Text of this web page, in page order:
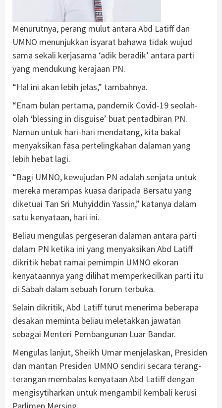
Menurutnya, perang mulut antara Abd Latiff dan
UMNO menunjukkan isyarat bahawa tidak wujud
sama sekali kerjasama ‘adik beradik’ antara parti
yang mendukung kerajaan PN.
“Hal ini akan lebih jelas,” tambahnya.
“Enam bulan pertama, pandemik Covid-19 seolah-
olah ‘blessing in disguise’ buat pentadbiran PN.
Namun untuk hari-hari mendatang, kita bakal
menyaksikan fasa pertelingkahan dalaman yang
lebih hebat lagi.
“Bagi UMNO, kewujudan PN adalah senjata untuk
mereka merampas kuasa daripada Bersatu yang
diketuai Tan Sri Muhyiddin Yassin,” katanya dalam
satu kenyataan, hari ini.
Beliau mengulas pergeseran dalaman antara parti
dalam PN ketika ini yang menyaksikan Abd Latiff
dikritik hebat ramai pemimpin UMNO ekoran
kenyataannya yang dilihat memperkecilkan parti itu
di Sabah dalam sebuah forum terbuka.
Selain dikritik, Abd Latiff turut menerima beberapa
desakan meminta beliau meletakkan jawatan
sebagai Menteri Pembangunan Luar Bandar.
Mengulas lanjut, Sheikh Umar menjelaskan, Presiden
dan mantan Presiden UMNO sendiri secara terang-
terangan membalas kenyataan Abd Latiff dengan
mengisytiharkan untuk mengambil kembali kerusi